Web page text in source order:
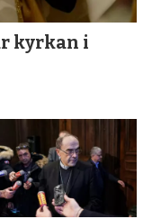
kyrkan i